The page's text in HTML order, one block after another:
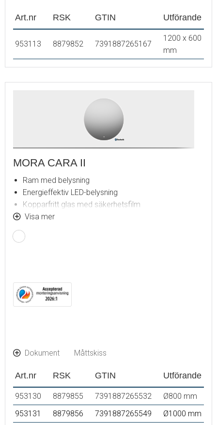
Art.nr RSK GTIN Utförande
953113 8879852 7391887265167
1200 x 600
mm
MORA CARA II
Ram med belysning
Energieffektiv LED-belysning
Kopparfritt glas med säkerhetsfilm
Imskydd
Justerbar ljustemperatur: 2 700–6 400 K
Visa mer
Dokument Måttskiss
Art.nr RSK GTIN Utförande
953130 8879855 7391887265532
Ø800 mm
953131
8879856 7391887265549 Ø1000 mm